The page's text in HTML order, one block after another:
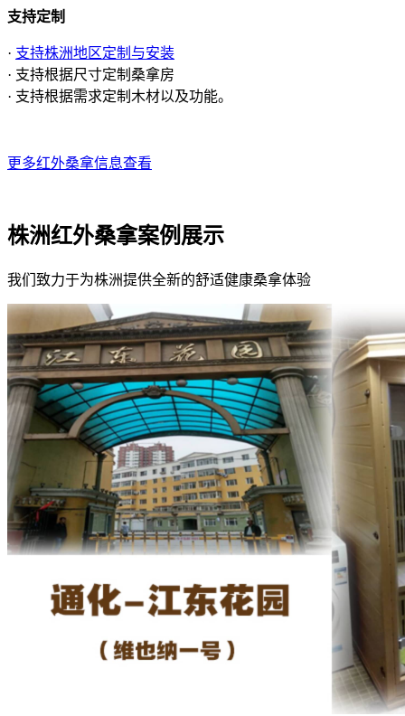
支持定制
· 支持株洲地区定制与安装
· 支持根据尺寸定制桑拿房
· 支持根据需求定制木材以及功能。
更多红外桑拿信息查看
株洲红外桑拿案例展示
我们致力于为株洲提供全新的舒适健康桑拿体验